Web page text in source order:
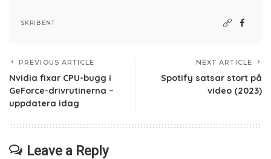
SKRIBENT
PREVIOUS ARTICLE
Nvidia fixar CPU-bugg i
GeForce-drivrutinerna –
uppdatera idag
NEXT ARTICLE
Spotify satsar stort på
video (2023)
Leave a Reply